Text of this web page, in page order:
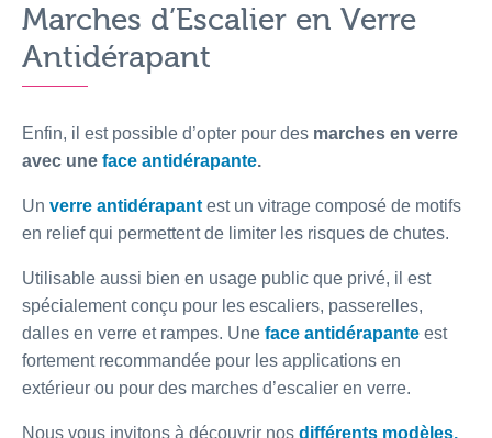
Marches d’Escalier en Verre
Antidérapant
Enfin, il est possible d’opter pour des marches en verre
avec une face antidérapante.
Un verre antidérapant est un vitrage composé de motifs
en relief qui permettent de limiter les risques de chutes.
Utilisable aussi bien en usage public que privé, il est
spécialement conçu pour les escaliers, passerelles,
dalles en verre et rampes. Une face antidérapante est
fortement recommandée pour les applications en
extérieur ou pour des marches d’escalier en verre.
Nous vous invitons à découvrir nos différents modèles.